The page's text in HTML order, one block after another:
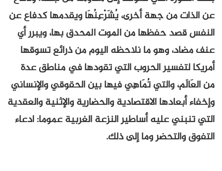
عن الذات من جهة أخرى، يُشَرْعِنُهَا ويقدمها كدفاع عن
النفس قصد حفظها من الموت المحدق بها، ويبرر أي
عنف مضاد، وهو ما نلاحظه اليوم من ذرائع تسوقها
أمريكا لتفسير الحروب التي تقودها في مناطق عدة
من العَالَم، والتي تُمَاهِي فيها بين الحقوقي والإنساني
وإخفاء أبعادها الاقتصادية والحضارية والإثنية والعقدية
التي تنبني عليه أساطير النزعة الغربية عموما: ادعاء
التفوق والتحضر وما إلى ذلك.